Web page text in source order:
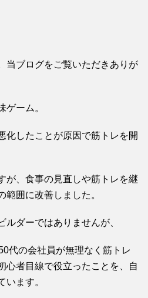
当ブログをご覧いただきありが
ゲーム。
化したことが原因で筋トレを開
が、食事の見直しや筋トレを継
範囲に改善しました。
ダーではありませんが、
代の会社員が無理なく筋トレ
心者目線で役立ったことを、自
います。